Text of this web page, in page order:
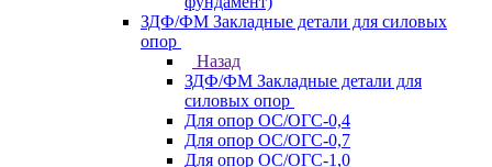
ЗДФ/ФМ Закладные детали для силовых
опор
Назад
ЗДФ/ФМ Закладные детали для
силовых опор
Для опор ОС/ОГС-0,4
Для опор ОС/ОГС-0,7
Для опор ОС/ОГС-1,0